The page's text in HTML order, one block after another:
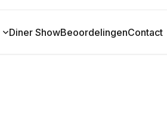
Diner ShowBeoordelingenContact